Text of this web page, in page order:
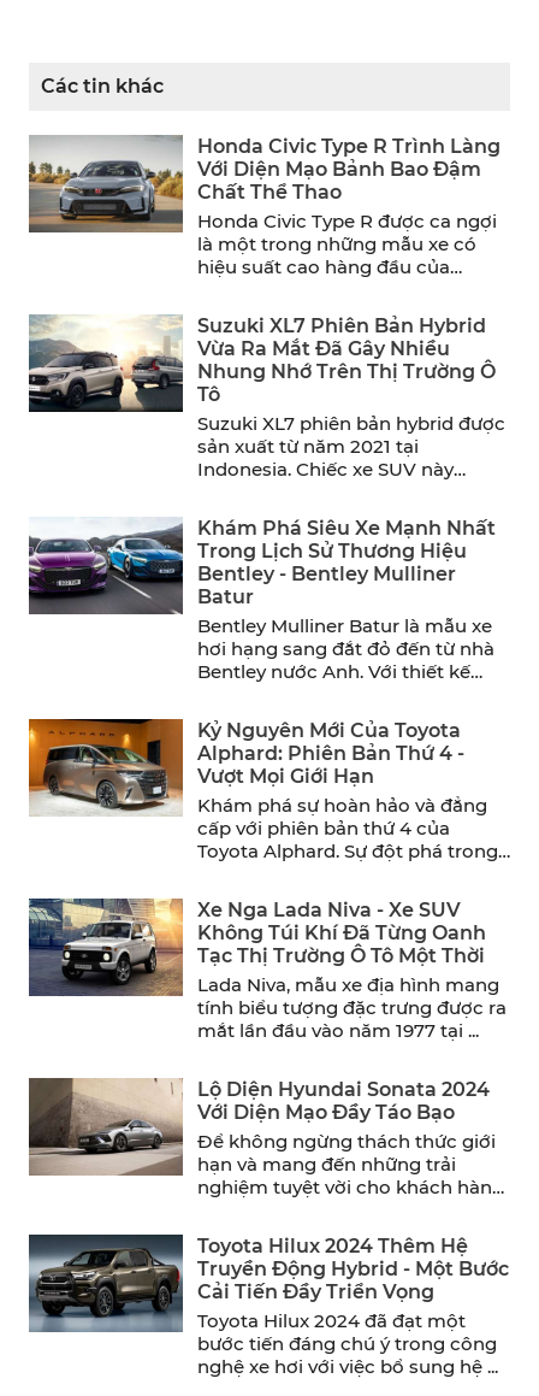
Các tin khác
Honda Civic Type R Trình Làng
Với Diện Mạo Bảnh Bao Đậm
Chất Thể Thao
Honda Civic Type R được ca ngợi
là một trong những mẫu xe có
hiệu suất cao hàng đầu của
Suzuki XL7 Phiên Bản Hybrid
Vừa Ra Mắt Đã Gây Nhiều
Nhung Nhớ Trên Thị Trường Ô
Tô
Suzuki XL7 phiên bản hybrid được
sản xuất từ năm 2021 tại
Indonesia. Chiếc xe SUV này
Khám Phá Siêu Xe Mạnh Nhất
Trong Lịch Sử Thương Hiệu
Bentley - Bentley Mulliner
Batur
Bentley Mulliner Batur là mẫu xe
hơi hạng sang đắt đỏ đến từ nhà
Bentley nước Anh. Với thiết kế
Kỷ Nguyên Mới Của Toyota
Alphard: Phiên Bản Thứ 4 -
Vượt Mọi Giới Hạn
Khám phá sự hoàn hảo và đẳng
cấp với phiên bản thứ 4 của
Toyota Alphard. Sự đột phá trong
Xe Nga Lada Niva - Xe SUV
Không Túi Khí Đã Từng Oanh
Tạc Thị Trường Ô Tô Một Thời
Lada Niva, mẫu xe địa hình mang
tính biểu tượng đặc trưng được ra
mắt lần đầu vào năm 1977 tại ...
Lộ Diện Hyundai Sonata 2024
Với Diện Mạo Đầy Táo Bạo
Để không ngừng thách thức giới
hạn và mang đến những trải
nghiệm tuyệt vời cho khách hàng,
Toyota Hilux 2024 Thêm Hệ
Truyền Động Hybrid - Một Bước
Cải Tiến Đầy Triển Vọng
Toyota Hilux 2024 đã đạt một
bước tiến đáng chú ý trong công
nghệ xe hơi với việc bổ sung hệ ...